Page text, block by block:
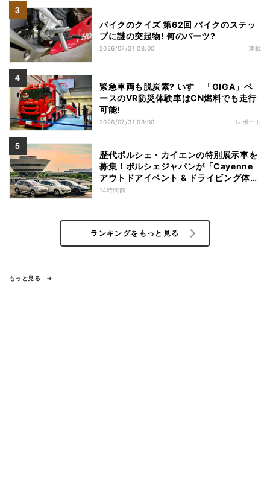
バイクのクイズ 第62回 バイクのステッ
プに謎の突起物! 何のパーツ?
2026/07/31 08:00 連載
緊急車両も脱炭素? いすゞ「GIGA」ベ
ースのVR防災体験車はCN燃料でも走行
可能!
2026/07/31 08:00 レポート
歴代ポルシェ・カイエンの特別展示車を
募集！ポルシェジャパンが「Cayenne
アウトドアイベント & ドライビング体
験」を開催
14時間前
ランキングをもっと見る
もっと見る